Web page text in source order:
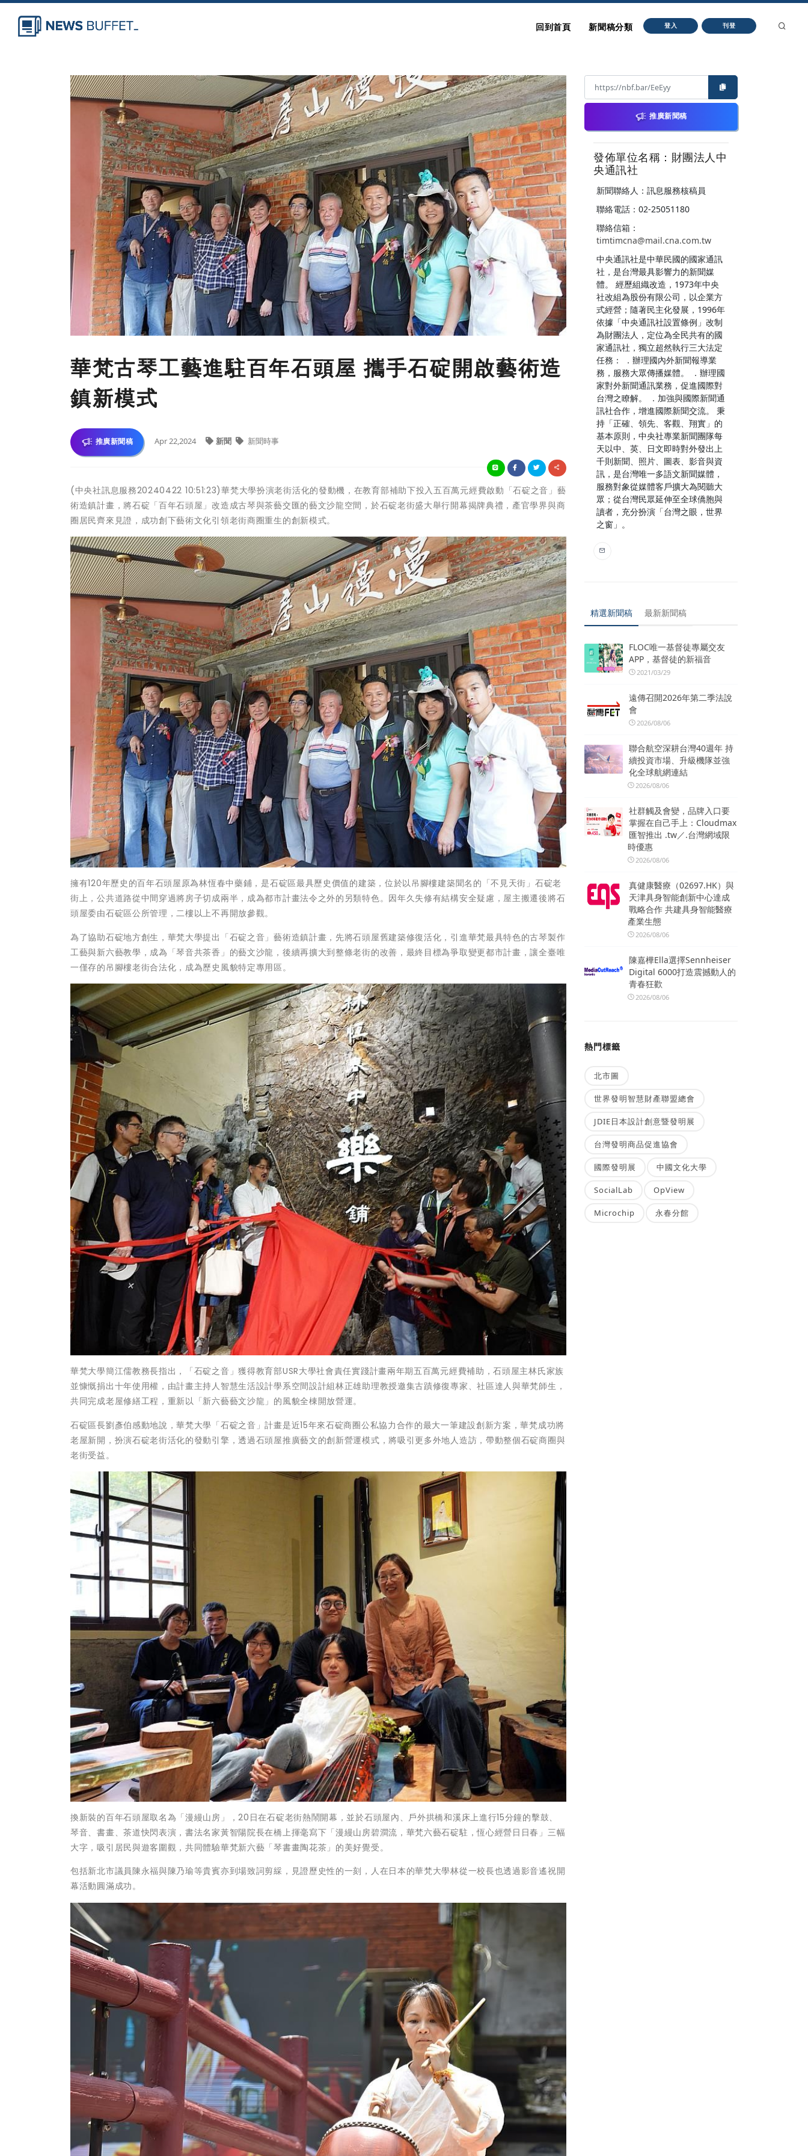
回到首頁 新聞稿分類 登入 刊登
華梵古琴工藝進駐百年石頭屋 攜手石碇開啟藝術造
鎮新模式
推廣新聞稿 Apr 22,2024 新聞 新聞時事
(中央社訊息服務20240422 10:51:23)華梵大學扮演老街活化的發動機，在教育部補助下投入五百萬元經費啟動「石碇之音」藝
術造鎮計畫，將石碇「百年石頭屋」改造成古琴與茶藝交匯的藝文沙龍空間，於石碇老街盛大舉行開幕揭牌典禮，產官學界與商
圈居民齊來見證，成功創下藝術文化引領老街商圈重生的創新模式。
擁有120年歷史的百年石頭屋原為林恆春中藥鋪，是石碇區最具歷史價值的建築，位於以吊腳樓建築聞名的「不見天街」石碇老
街上，公共道路從中間穿過將房子切成兩半，成為都市計畫法令之外的另類特色。因年久失修有結構安全疑慮，屋主搬遷後將石
頭屋委由石碇區公所管理，二樓以上不再開放參觀。
為了協助石碇地方創生，華梵大學提出「石碇之音」藝術造鎮計畫，先將石頭屋舊建築修復活化，引進華梵最具特色的古琴製作
工藝與新六藝教學，成為「琴音共茶香」的藝文沙龍，後續再擴大到整條老街的改善，最終目標為爭取變更都市計畫，讓全臺唯
一僅存的吊腳樓老街合法化，成為歷史風貌特定專用區。
華梵大學簡江儒教務長指出，「石碇之音」獲得教育部USR大學社會責任實踐計畫兩年期五百萬元經費補助，石頭屋主林氏家族
並慷慨捐出十年使用權，由計畫主持人智慧生活設計學系空間設計組林正雄助理教授邀集古蹟修復專家、社區達人與華梵師生，
共同完成老屋修繕工程，重新以「新六藝藝文沙龍」的風貌全棟開放營運。
石碇區長劉彥伯感動地說，華梵大學「石碇之音」計畫是近15年來石碇商圈公私協力合作的最大一筆建設創新方案，華梵成功將
老屋新開，扮演石碇老街活化的發動引擎，透過石頭屋推廣藝文的創新營運模式，將吸引更多外地人造訪，帶動整個石碇商圈與
老街受益。
換新裝的百年石頭屋取名為「漫縵山房」，20日在石碇老街熱鬧開幕，並於石頭屋內、戶外拱橋和溪床上進行15分鐘的擊鼓、
琴音、書畫、茶道快閃表演，書法名家黃智陽院長在橋上揮毫寫下「漫縵山房碧澗流，華梵六藝石碇駐，恆心經營日日春」三幅
大字，吸引居民與遊客圍觀，共同體驗華梵新六藝「琴書畫陶花茶」的美好覺受。
包括新北市議員陳永福與陳乃瑜等貴賓亦到場致詞剪綵，見證歷史性的一刻，人在日本的華梵大學林從一校長也透過影音遙祝開
幕活動圓滿成功。
推廣新聞稿
發佈單位名稱：財團法人中
央通訊社
新聞聯絡人：訊息服務核稿員
聯絡電話：02-25051180
聯絡信箱：
timtimcna@mail.cna.com.tw
中央通訊社是中華民國的國家通訊
社，是台灣最具影響力的新聞媒
體。 經歷組織改造，1973年中央
社改組為股份有限公司，以企業方
式經營；隨著民主化發展，1996年
依據「中央通訊社設置條例」改制
為財團法人，定位為全民共有的國
家通訊社，獨立超然執行三大法定
任務： ．辦理國內外新聞報導業
務，服務大眾傳播媒體。 ．辦理國
家對外新聞通訊業務，促進國際對
台灣之瞭解。 ．加強與國際新聞通
訊社合作，增進國際新聞交流。 秉
持「正確、領先、客觀、翔實」的
基本原則，中央社專業新聞團隊每
天以中、英、日文即時對外發出上
千則新聞、照片、圖表、影音與資
訊，是台灣唯一多語文新聞媒體，
服務對象從媒體客戶擴大為閱聽大
眾；從台灣民眾延伸至全球僑胞與
讀者，充分扮演「台灣之眼，世界
之窗」。
精選新聞稿 最新新聞稿
FLOC唯一基督徒專屬交友
APP，基督徒的新福音
2021/03/29
遠傳召開2026年第二季法說
會
2026/08/06
聯合航空深耕台灣40週年 持
續投資市場、升級機隊並強
化全球航網連結
2026/08/06
社群觸及會變，品牌入口要
掌握在自己手上：Cloudmax
匯智推出 .tw／.台灣網域限
時優惠
2026/08/06
真健康醫療（02697.HK）與
天津具身智能創新中心達成
戰略合作 共建具身智能醫療
產業生態
2026/08/06
陳嘉樺Ella選擇Sennheiser
Digital 6000打造震撼動人的
青春狂歡
2026/08/06
熱門標籤
北市圖
世界發明智慧財產聯盟總會
JDIE日本設計創意暨發明展
台灣發明商品促進協會
國際發明展 中國文化大學
SocialLab OpView
Microchip 永春分館